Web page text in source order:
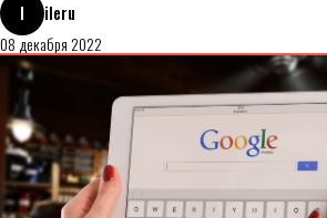
I
ileru
08 декабря 2022